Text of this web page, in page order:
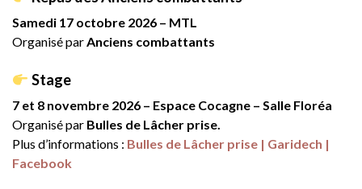
Samedi 17 octobre 2026 – MTL
Organisé parAnciens combattants
Stage
7 et 8 novembre 2026 – Espace Cocagne – Salle Floréa
Organisé par Bulles de Lâcher prise.
Plus d’informations : Bulles de Lâcher prise | Garidech |
Facebook